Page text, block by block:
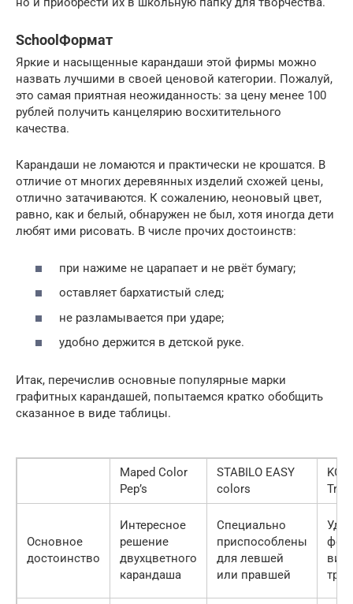
SchoolФормат
Яркие и насыщенные карандаши этой фирмы можно
назвать лучшими в своей ценовой категории. Пожалуй,
это самая приятная неожиданность: за цену менее 100
рублей получить канцелярию восхитительного
качества.
Карандаши не ломаются и практически не крошатся. В
отличие от многих деревянных изделий схожей цены,
отлично затачиваются. К сожалению, неоновый цвет,
равно, как и белый, обнаружен не был, хотя иногда дети
любят ими рисовать. В числе прочих достоинств:
при нажиме не царапает и не рвёт бумагу;
оставляет бархатистый след;
не разламывается при ударе;
удобно держится в детской руке.
Итак, перечислив основные популярные марки
графитных карандашей, попытаемся кратко обобщить
сказанное в виде таблицы.
Maped Color
Pep’s
STABILO EASY
colors
Основное
достоинство
Интересное
решение
двухцветного
карандаша
Специально
приспособлены
для левшей
или правшей